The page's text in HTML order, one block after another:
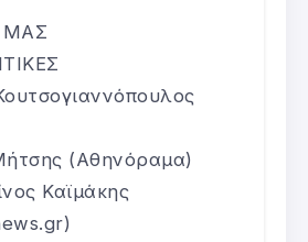
(Αθηνόραμα)
Καϊμάκης